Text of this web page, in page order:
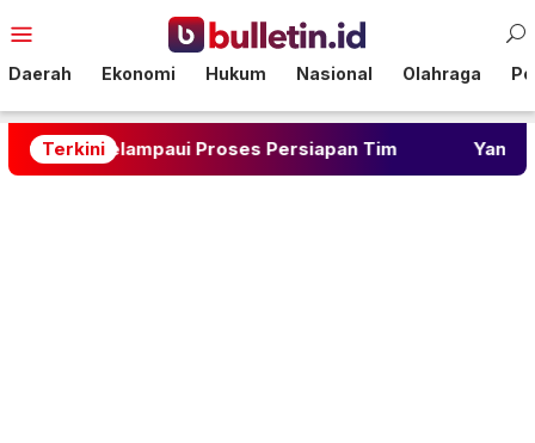
ke
Mobile
Daerah Ekonomi Hukum Nasional Olahraga
TerkiniProses Persiapan Tim Yan Diomande